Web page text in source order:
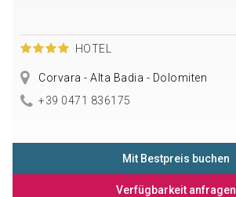
HOTEL
Corvara - Alta Badia - Dolomiten
+39 0471 836175
Mit Bestpreis buchen
Verfügbarkeit anfragen